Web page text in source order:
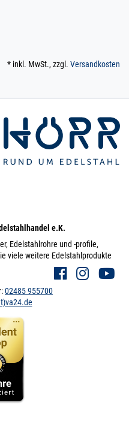
* inkl. MwSt., zzgl. Versandkosten
e.K.
Edelstahlrohre und -profile,
viele weitere Edelstahlprodukte
02485 955700